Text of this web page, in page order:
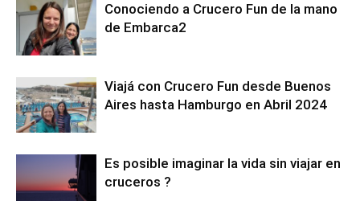
Conociendo a Crucero Fun de la mano
de Embarca2
Viajá con Crucero Fun desde Buenos
Aires hasta Hamburgo en Abril 2024
Es posible imaginar la vida sin viajar en
cruceros ?